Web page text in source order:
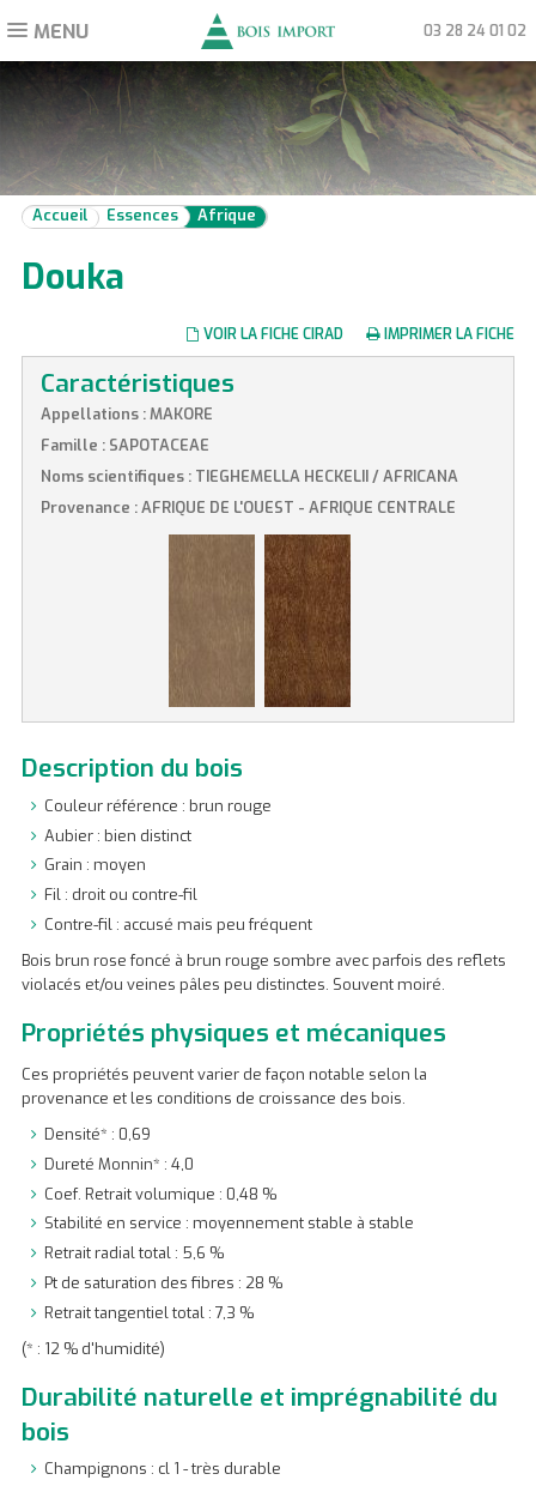
Toggle
MENU 03 28 24 01 02
Accueil Essences Afrique
Douka
VOIR LA FICHE CIRAD IMPRIMER LA FICHE
Caractéristiques
Appellations : MAKORE
Famille : SAPOTACEAE
Noms scientifiques : TIEGHEMELLA HECKELII / AFRICANA
Provenance : AFRIQUE DE L'OUEST - AFRIQUE CENTRALE
Description du bois
Couleur référence : brun rouge
Aubier : bien distinct
Grain : moyen
Fil : droit ou contre-fil
Contre-fil : accusé mais peu fréquent
Bois brun rose foncé à brun rouge sombre avec parfois des reflets
violacés et/ou veines pâles peu distinctes. Souvent moiré.
Propriétés physiques et mécaniques
Ces propriétés peuvent varier de façon notable selon la
provenance et les conditions de croissance des bois.
Densité* : 0,69
Dureté Monnin* : 4,0
Coef. Retrait volumique : 0,48 %
Stabilité en service : moyennement stable à stable
Retrait radial total : 5,6 %
Pt de saturation des fibres : 28 %
Retrait tangentiel total : 7,3 %
(* : 12 % d'humidité)
Durabilité naturelle et imprégnabilité du
bois
Champignons : cl 1 - très durable